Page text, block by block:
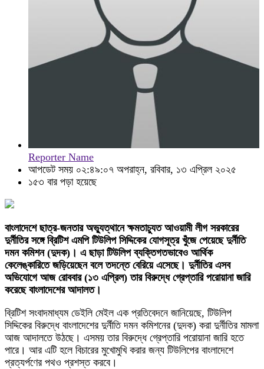
Reporter Name
আপডেট সময় ০২:৪৯:০৭ অপরাহ্ন, রবিবার, ১৩ এপ্রিল ২০২৫
১৫৩ বার পড়া হয়েছে
বাংলাদেশে ছাত্র-জনতার অভ্যুত্থানে ক্ষমতাচ্যুত আওয়ামী লীগ সরকারের
দুর্নীতির সঙ্গে ব্রিটিশ এমপি টিউলিপ সিদ্দিকের যোগসূত্র খুঁজে পেয়েছে দুর্নীতি
দমন কমিশন (দুদক)। এ ছাড়া টিউলিপ ব্যক্তিগতভাবেও আর্থিক
কেলেঙ্কারিতে জড়িয়েছেন বলে তদন্তে বেরিয়ে এসেছে। দুর্নীতির এসব
অভিযোগে আজ রোববার (১৩ এপ্রিল) তার বিরুদ্ধে গ্রেপ্তারি পরোয়ানা জারি
করেছে বাংলাদেশের আদালত।
ব্রিটিশ সংবাদমাধ্যম ডেইলি মেইল এক প্রতিবেদনে জানিয়েছে, টিউলিপ
সিদ্দিকের বিরুদ্ধে বাংলাদেশের দুর্নীতি দমন কমিশনের (দুদক) করা দুর্নীতির মামলা
আজ আদালতে উঠছে। এসময় তার বিরুদ্ধে গ্রেপ্তারি পরোয়ানা জারি হতে
পারে। আর এটি হলে বিচারের মুখোমুখি করার জন্য টিউলিপের বাংলাদেশে
প্রত্যর্পণের পথও প্রশস্ত করবে।